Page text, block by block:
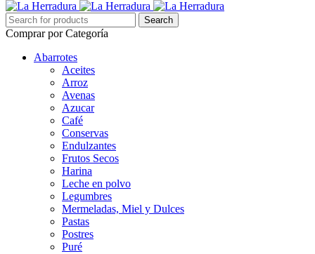
Comprar por Categoría
Abarrotes
Aceites
Arroz
Avenas
Azucar
Café
Conservas
Endulzantes
Frutos Secos
Harina
Leche en polvo
Legumbres
Mermeladas, Miel y Dulces
Pastas
Postres
Puré